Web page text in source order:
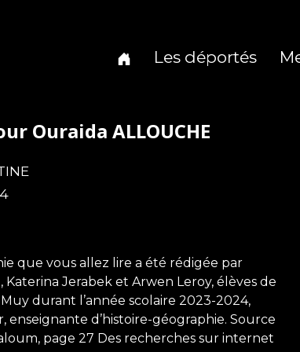
Les déportés
Ouraida ALLOUCHE
que vous allez lire a été rédigée par
Katerina Jerabek et Arwen Leroy, élèves de
durant l’année scolaire 2023-2024,
enseignante d’histoire-géographie. Source
page 27 Des recherches sur internet